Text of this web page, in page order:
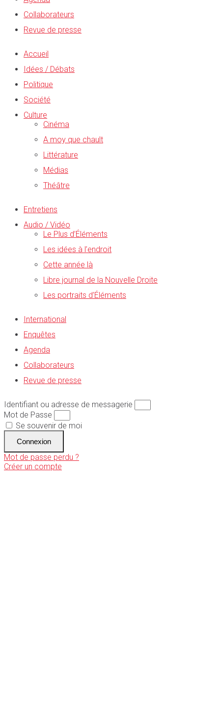
Collaborateurs
Revue de presse
Accueil
Idées / Débats
Politique
Société
Culture
Cinéma
A moy que chault
Littérature
Médias
Théâtre
Entretiens
Audio / Vidéo
Le Plus d’Éléments
Les idées à l’endroit
Cette année là
Libre journal de la Nouvelle Droite
Les portraits d’Éléments
International
Enquêtes
Agenda
Collaborateurs
Revue de presse
Identifiant ou adresse de messagerie
Mot de Passe
Se souvenir de moi
Connexion
Mot de passe perdu ?
Créer un compte